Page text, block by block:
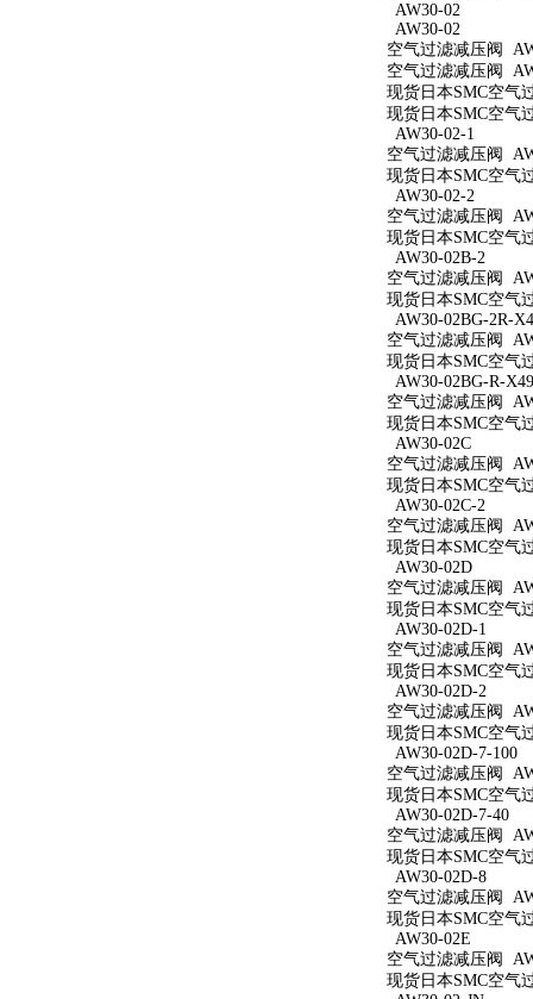
AW30-02
AW30-02
空气过滤减压阀
空气过滤减压阀
现货日本SMC空气
现货日本SMC空气
AW30-02-1
空气过滤减压阀
现货日本SMC空气
AW30-02-2
空气过滤减压阀
现货日本SMC空气
AW30-02B-2
空气过滤减压阀
现货日本SMC空气
AW30-02BG-2R-
空气过滤减压阀
现货日本SMC空气
AW30-02BG-R-
空气过滤减压阀
现货日本SMC空气
AW30-02C
空气过滤减压阀
现货日本SMC空气
AW30-02C-2
空气过滤减压阀
现货日本SMC空气
AW30-02D
空气过滤减压阀
现货日本SMC空气
AW30-02D-1
空气过滤减压阀
现货日本SMC空气
AW30-02D-2
空气过滤减压阀
现货日本SMC空气
AW30-02D-7-100
空气过滤减压阀
现货日本SMC空气
AW30-02D-7-40
空气过滤减压阀
现货日本SMC空气
AW30-02D-8
空气过滤减压阀
现货日本SMC空气
AW30-02E
空气过滤减压阀
现货日本SMC空气